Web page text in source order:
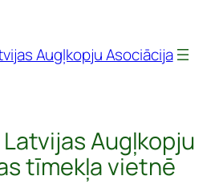
Augļkopju Asociācija
Augļkopju
tīmekļa vietnē